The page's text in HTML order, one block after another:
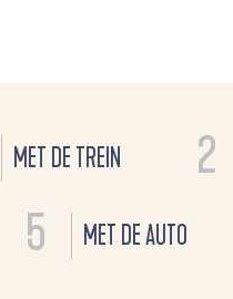
MET DE TREIN 2
5 MET DE AUTO